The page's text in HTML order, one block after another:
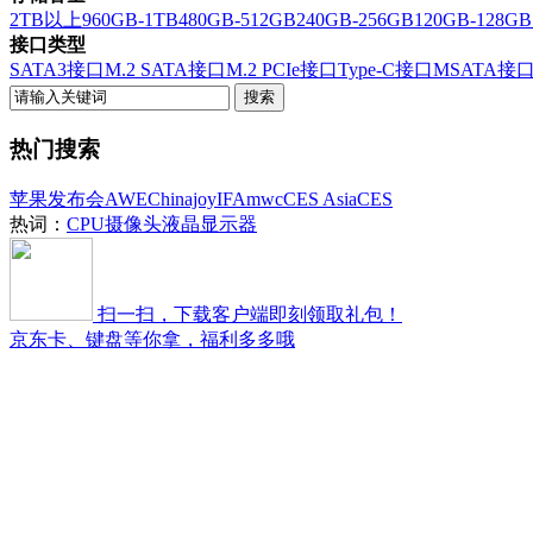
2TB以上960GB-1TB480GB-512GB240GB-256GB120GB-128GB
接口类型
SATA3接口M.2 SATA接口M.2 PCIe接口Type-C接口MSATA接
热门搜索
苹果发布会AWEChinajoyIFAmwcCES AsiaCES
热词： CPU摄像头液晶显示器
扫一扫，下载客户端即刻领取礼包！
京东卡、键盘等你拿，福利多多哦